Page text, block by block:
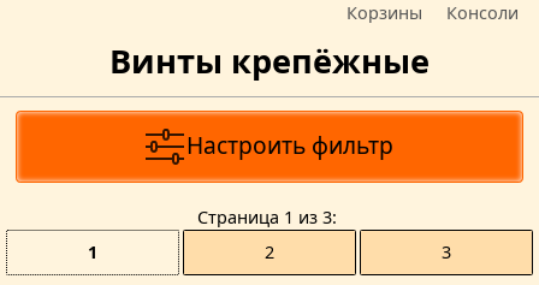
Корзины
Консоли
Винты крепёжные
Настроить фильтр
Страницa 1 из 3
1
2 3